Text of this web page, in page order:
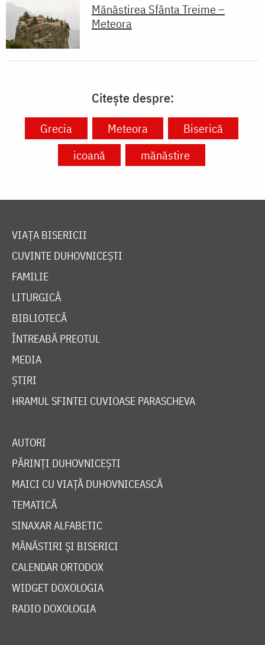
Mănăstirea Sfânta Treime –
Meteora
Citește despre:
Grecia Meteora
Biserică
icoană
mănăstire
VIAȚA BISERICII
CUVINTE DUHOVNICEȘTI
FAMILIE
LITURGICĂ
BIBLIOTECĂ
ÎNTREABĂ PREOTUL
MEDIA
ȘTIRI
HRAMUL SFINTEI CUVIOASE PARASCHEVA
AUTORI
PĂRINȚI DUHOVNICEȘTI
MAICI CU VIAȚĂ DUHOVNICEASCĂ
TEMATICĂ
SINAXAR ALFABETIC
MĂNĂSTIRI ȘI BISERICI
CALENDAR ORTODOX
WIDGET DOXOLOGIA
RADIO DOXOLOGIA